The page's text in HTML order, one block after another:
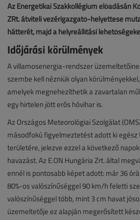
Az Energetikai Szakkollégium előadásán
ZRt. átviteli vezérigazgató-helyettese
hátterét, majd a helyreállítási
Időjárási körülmények
A villamosenergia-rendszer
szembe kell nézniük olyan
amelyek megnehezíthetik a zavartalan
egy hirtelen jött erős hóvihar is.
Az Országos Meteorológiai Szolgálat
másodfokú figyelmeztetést adott ki egész
területére, jelezve ezzel a következő
havazást. Az E.ON Hungária Zrt. által
ennél is pontosabb képet adott: már 36
80%-os valószínűséggel 90 km/h feletti
valószínűséggel több, mint 3 cm havat
üzemeltetője ez alapján megerősített